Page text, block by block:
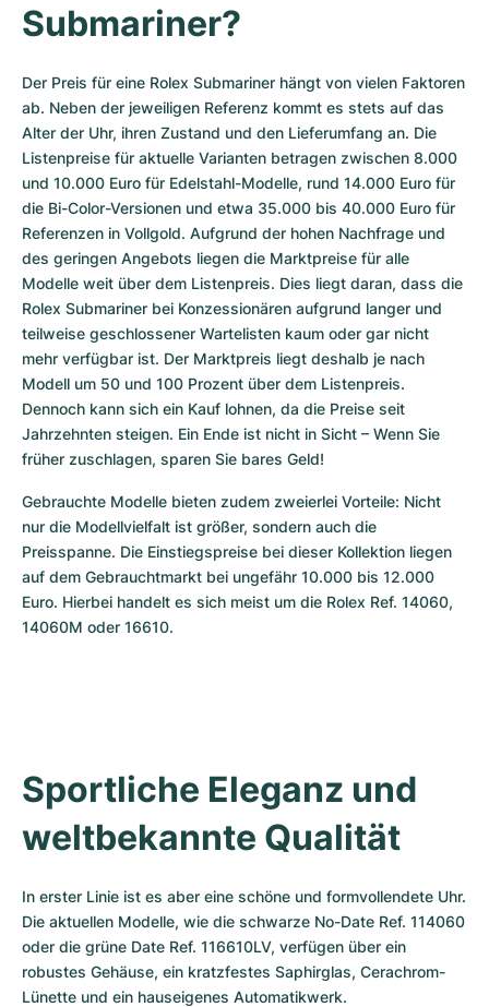
Submariner?
Der Preis für eine Rolex Submariner hängt von vielen Faktoren
ab. Neben der jeweiligen Referenz kommt es stets auf das
Alter der Uhr, ihren Zustand und den Lieferumfang an. Die
Listenpreise für aktuelle Varianten betragen zwischen 8.000
und 10.000 Euro für Edelstahl-Modelle, rund 14.000 Euro für
die Bi-Color-Versionen und etwa 35.000 bis 40.000 Euro für
Referenzen in Vollgold. Aufgrund der hohen Nachfrage und
des geringen Angebots liegen die Marktpreise für alle
Modelle weit über dem Listenpreis. Dies liegt daran, dass die
Rolex Submariner bei Konzessionären aufgrund langer und
teilweise geschlossener Wartelisten kaum oder gar nicht
mehr verfügbar ist. Der Marktpreis liegt deshalb je nach
Modell um 50 und 100 Prozent über dem Listenpreis.
Dennoch kann sich ein Kauf lohnen, da die Preise seit
Jahrzehnten steigen. Ein Ende ist nicht in Sicht – Wenn Sie
früher zuschlagen, sparen Sie bares Geld!
Gebrauchte Modelle bieten zudem zweierlei Vorteile: Nicht
nur die Modellvielfalt ist größer, sondern auch die
Preisspanne. Die Einstiegspreise bei dieser Kollektion liegen
auf dem Gebrauchtmarkt bei ungefähr 10.000 bis 12.000
Euro. Hierbei handelt es sich meist um die Rolex Ref. 14060,
14060M oder 16610.
Sportliche Eleganz und
weltbekannte Qualität
In erster Linie ist es aber eine schöne und formvollendete Uhr.
Die aktuellen Modelle, wie die schwarze No-Date Ref. 114060
oder die grüne Date Ref. 116610LV, verfügen über ein
robustes Gehäuse, ein kratzfestes Saphirglas, Cerachrom-
Lünette und ein hauseigenes Automatikwerk.